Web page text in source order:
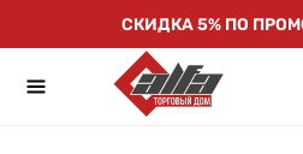
СКИДКА 5% ПО